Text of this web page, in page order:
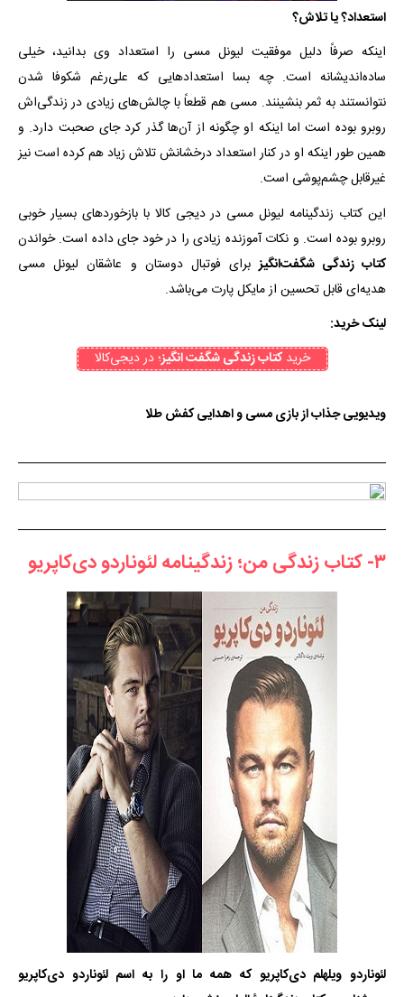
استعداد؟ یا تلاش؟
اینکه صرفاً دلیل موفقیت لیونل مسی را استعداد وی بدانید، خیلی
ساده‌اندیشانه است. چه بسا استعداد‌هایی که علی‌رغم شکوفا شدن
نتوانستند به ثمر بنشینند. مسی هم قطعاً با چالش‌های زیادی در زندگی‌اش
روبرو بوده است اما اینکه او چگونه از آن‌ها گذر کرد جای صحبت دارد. و
همین طور اینکه او در کنار استعداد درخشانش تلاش زیاد هم کرده است نیز
غیرقابل چشم‌پوشی است.
این کتاب زندگینامه لیونل مسی در دیجی کالا با بازخوردهای بسیار خوبی
روبرو بوده است. و نکات آموزنده زیادی را در خود جای داده است. خواندن
کتاب زندگی شگفت‌انگیز برای فوتبال دوستان و عاشقان لیونل مسی
هدیه‌ای قابل تحسین از مایکل پارت می‌باشد.
لینک خرید:
خریدکتاب زندگی شگفت انگیز؛ در دیجی‌کالا
ویدیویی جذاب از بازی مسی و اهدایی کفش طلا
۳- کتاب زندگی من؛ زندگینامه لئوناردو دی‌کاپریو
لئوناردو ویلهلم دی‌کاپریو که همه ما او را به اسم لئوناردو دی‌کاپریو